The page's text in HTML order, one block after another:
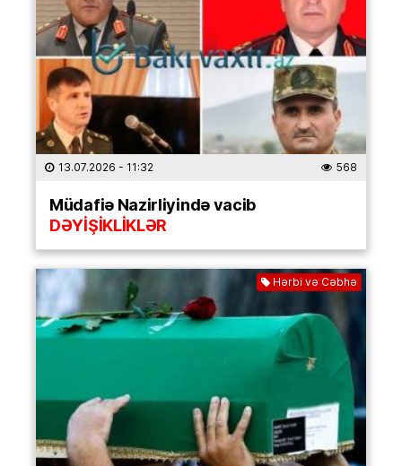
13.07.2026 - 11:32 568
Müdafiə Nazirliyində vacib
DƏYİŞİKLİKLƏR
Hərbi və Cəbhə